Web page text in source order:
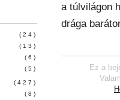
a túlvilágon
drága
Ez a
(24)
(13)
(6)
(5)
(427)
(8)